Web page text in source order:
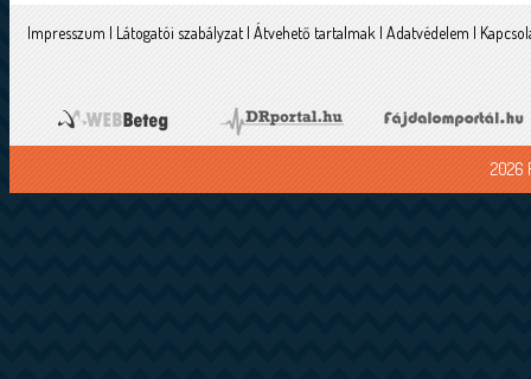
Impresszum | Látogatói szabályzat | Átvehető tartalmak | Adatvédelem |
2026